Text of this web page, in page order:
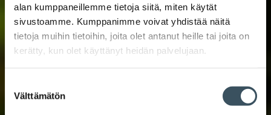
alan kumppaneillemme tietoja siitä, miten käytät
sivustoamme. Kumppanimme voivat yhdistää näitä
tietoja muihin tietoihin, joita olet antanut heille tai joita on
kerätty, kun olet käyttänyt heidän palvelujaan.
valinta
Välttämätön